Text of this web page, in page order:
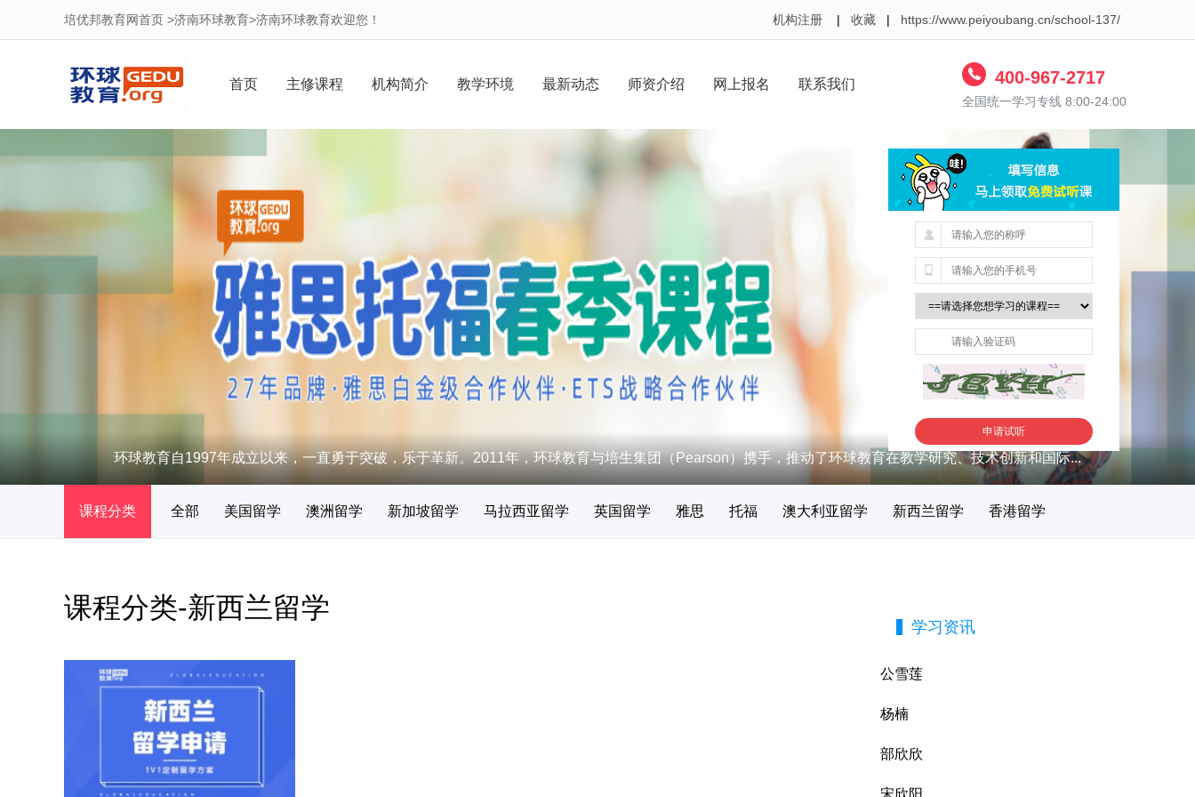
培优邦教育网首页 >济南环球教育>济南环球教育欢迎您！ 机构注册 | 收藏 | https://www.peiyoubang.cn/school-137/
首页 主修课程 机构简介 教学环境 最新动态 师资介绍 网上报名 联系我们 400-967-2717
全国统一学习专线 8:00-24:00
环球教育自1997年成立以来，一直勇于突破，乐于革新。2011年，环球教育与培生集团（Pearson）携手，推动了环球教育在教学研究、技术创新和国际...
课程分类 全部 美国留学 澳洲留学 新加坡留学 马拉西亚留学 英国留学 雅思 托福 澳大利亚留学 新西兰留学 香港留学
课程分类-新西兰留学
学习资讯
公雪莲
杨楠
部欣欣
宋欣阳